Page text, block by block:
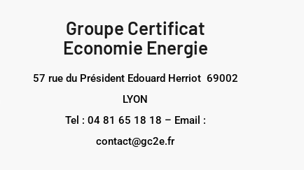
Groupe Certificat
Economie Energie
57 rue du Président Edouard Herriot 69002
LYON
Tel : 04 81 65 18 18 – Email :
contact@gc2e.fr